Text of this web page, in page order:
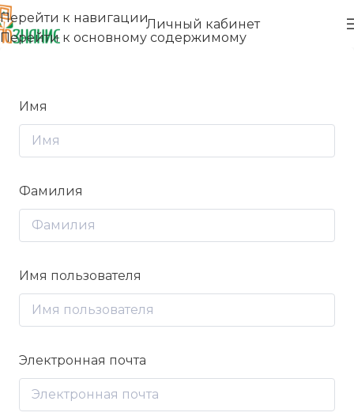
Перейти к навигации
Перейти к основному содержимому
Личный кабинет
Имя
Фамилия
Имя пользователя
Электронная почта